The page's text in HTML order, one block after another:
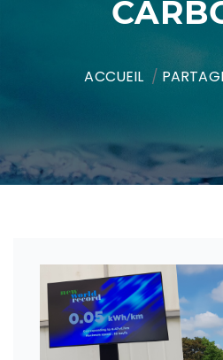
ACCUEIL